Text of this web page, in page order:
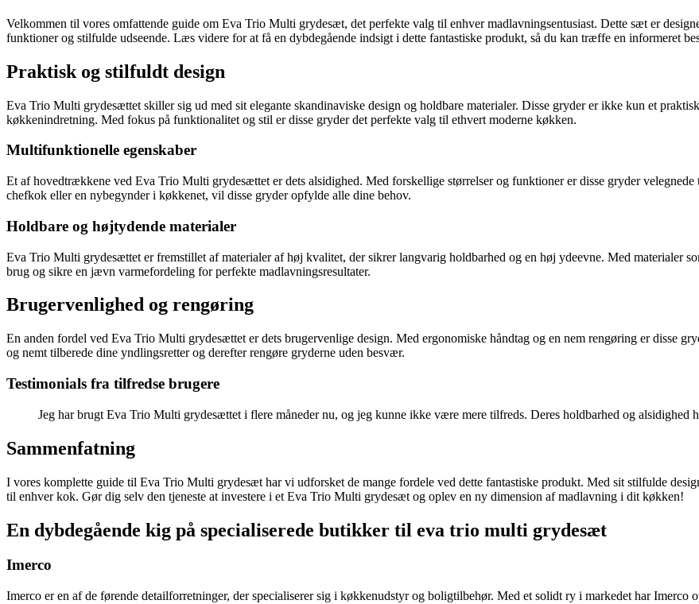
Velkommen til vores omfattende guide om Eva Trio Multi grydesæt, det perfekte valg til enhver madlavningsentusiast. Dette sæt er
funktioner og stilfulde udseende. Læs videre for at få en dybdegående indsigt i dette fantastiske produkt, så du kan træffe en informeret
Praktisk og stilfuldt design
Eva Trio Multi grydesættet skiller sig ud med sit elegante skandinaviske design og holdbare materialer. Disse gryder er ikke kun et
køkkenindretning. Med fokus på funktionalitet og stil er disse gryder det perfekte valg til ethvert moderne køkken.
Multifunktionelle egenskaber
Et af hovedtrækkene ved Eva Trio Multi grydesættet er dets alsidighed. Med forskellige størrelser og funktioner er disse gryder
chefkok eller en nybegynder i køkkenet, vil disse gryder opfylde alle dine behov.
Holdbare og højtydende materialer
Eva Trio Multi grydesættet er fremstillet af materialer af høj kvalitet, der sikrer langvarig holdbarhed og en høj ydeevne. Med materialer
brug og sikre en jævn varmefordeling for perfekte madlavningsresultater.
Brugervenlighed og rengøring
En anden fordel ved Eva Trio Multi grydesættet er dets brugervenlige design. Med ergonomiske håndtag og en nem rengøring er disse
og nemt tilberede dine yndlingsretter og derefter rengøre gryderne uden besvær.
Testimonials fra tilfredse brugere
Jeg har brugt Eva Trio Multi grydesættet i flere måneder nu, og jeg kunne ikke være mere tilfreds. Deres holdbarhed og
Sammenfatning
I vores komplette guide til Eva Trio Multi grydesæt har vi udforsket de mange fordele ved dette fantastiske produkt. Med sit stilfulde
til enhver kok. Gør dig selv den tjeneste at investere i et Eva Trio Multi grydesæt og oplev en ny dimension af madlavning i dit køkken!
En dybdegående kig på specialiserede butikker til eva trio multi grydesæt
Imerco
Imerco er en af de førende detailforretninger, der specialiserer sig i køkkenudstyr og boligtilbehør. Med et solidt ry i markedet har